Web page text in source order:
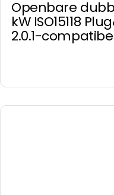
Openbare
kW ISO15118
2.0.1-